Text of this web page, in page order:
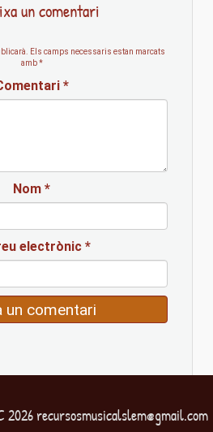
un comentari
Els camps necessaris estan marcats
amb*
*
Nom *
electrònic *
2026 recursosmusicalslem@gmail.com